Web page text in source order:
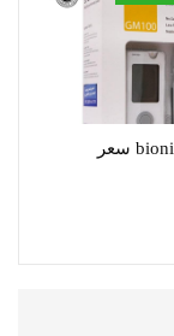
bionime gm100 سعر